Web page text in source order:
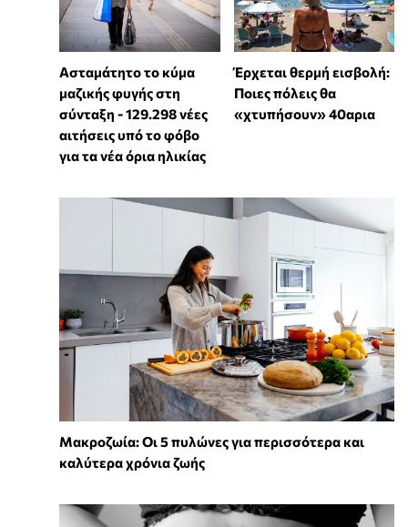
Ασταμάτητο το κύμα
μαζικής φυγής στη
σύνταξη - 129.298 νέες
αιτήσεις υπό το φόβο
για τα νέα όρια ηλικίας
Έρχεται θερμή εισβολή:
Ποιες πόλεις θα
«χτυπήσουν» 40αρια
Mακροζωία: Οι 5 πυλώνες για περισσότερα και
καλύτερα χρόνια ζωής